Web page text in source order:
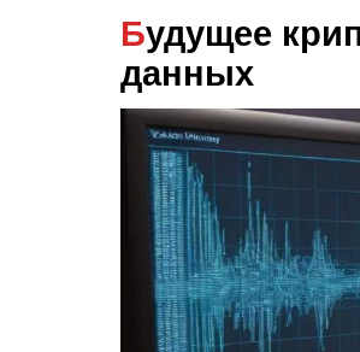
Будущее криптографии и защита
данных